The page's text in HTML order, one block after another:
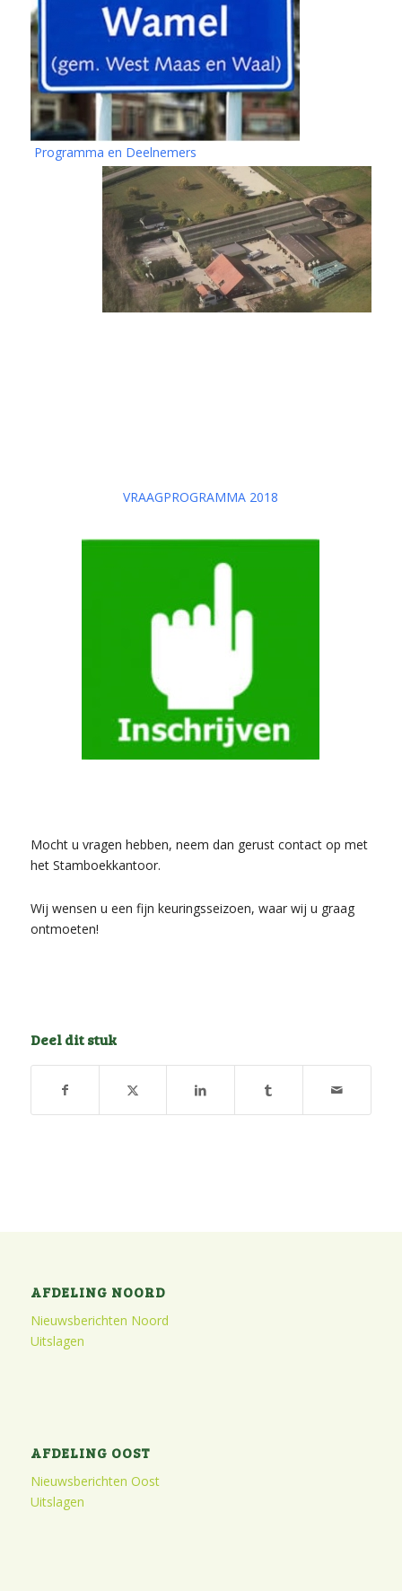
Programma en Deelnemers
VRAAGPROGRAMMA 2018
Mocht u vragen hebben, neem dan gerust contact op met
het Stamboekkantoor.
Wij wensen u een fijn keuringsseizoen, waar wij u graag
ontmoeten!
Deel dit stuk
AFDELING NOORD
Nieuwsberichten Noord
Uitslagen
AFDELING OOST
Nieuwsberichten Oost
Uitslagen